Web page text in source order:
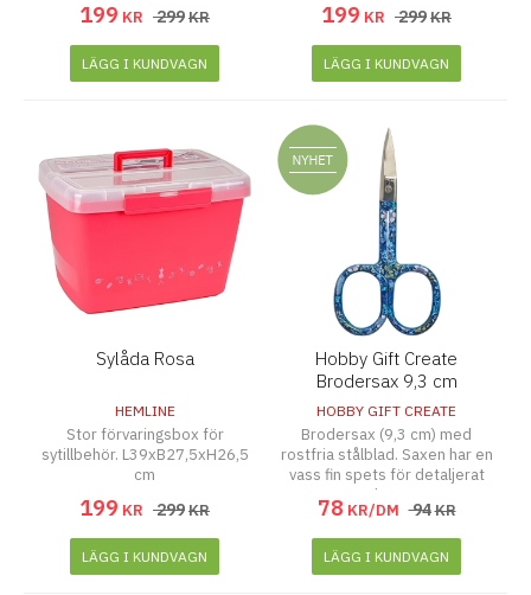
199 KR 299KR
LÄGG I KUNDVAGN
199 KR 299KR
LÄGG I KUNDVAGN
Sylåda Rosa
HEMLINE
Stor förvaringsbox för
sytillbehör. L39xB27,5xH26,5
cm
199 KR 299KR
LÄGG I KUNDVAGN
Hobby Gift Create
Brodersax 9,3 cm
HOBBY GIFT CREATE
Brodersax (9,3 cm) med
rostfria stålblad. Saxen har en
vass fin spets för detaljerat
arbete.
78 KR/DM 94KR
LÄGG I KUNDVAGN